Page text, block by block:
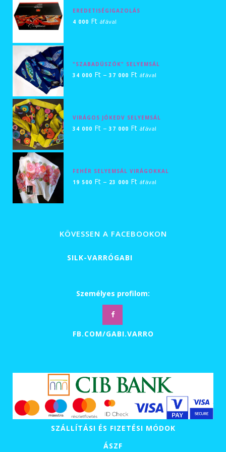
EREDETISÉGIGAZOLÁS
4 000 Ft áfával
"SZABADÚSZÓK" SELYEMSÁL
34 000 Ft – 37 000 FtÁrtartomány:
37
áfával
VIRÁGOS JÓKEDV SELYEMSÁL
34 000 Ft – 37 000 FtÁrtartomány:
37
áfával
FEHÉR SELYEMSÁL VIRÁGOKKAL
19 500 Ft – 23 000 FtÁrtartomány:
23
áfával
KÖVESSEN A FACEBOOKON
SILK-VARRÓGABI
Személyes profilom:
FB.COM/GABI.VARRO
SZÁLLÍTÁSI ÉS FIZETÉSI MÓDOK
ÁSZF